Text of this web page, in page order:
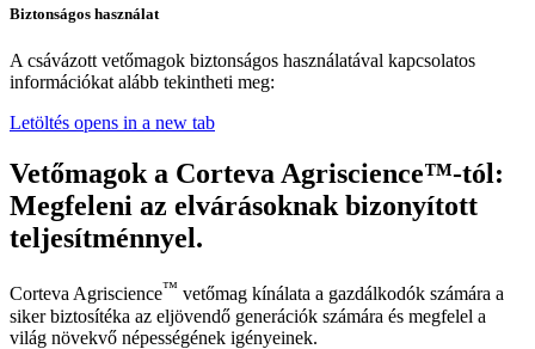
Biztonságos használat
A csávázott vetőmagok biztonságos használatával kapcsolatos
információkat alább tekintheti meg:
Letöltés opens in a new tab
Vetőmagok a Corteva Agriscience™-tól:
Megfeleni az elvárásoknak bizonyított
teljesítménnyel.
Corteva Agriscience™ vetőmag kínálata a gazdálkodók számára a
siker biztosítéka az eljövendő generációk számára és megfelel a
világ növekvő népességének igényeinek.